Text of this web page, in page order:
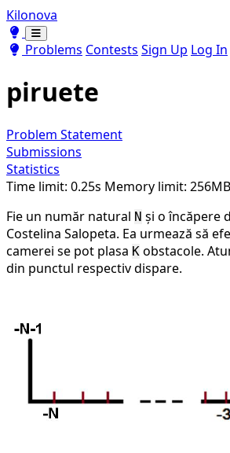
Kilonova
Toggle theme
Toggle theme
Problems Contests Sign Up Log In
piruete
Problem Statement
Submissions
Statistics
Time limit: 0.25s Memory limit: 256MB
Fie un număr natural N și o încăpere
Costelina Salopeta. Ea urmează să
camerei se pot plasa K obstacole.
din punctul respectiv dispare.